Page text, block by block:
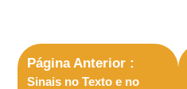
Página Anterior
Sinais no Texto e no